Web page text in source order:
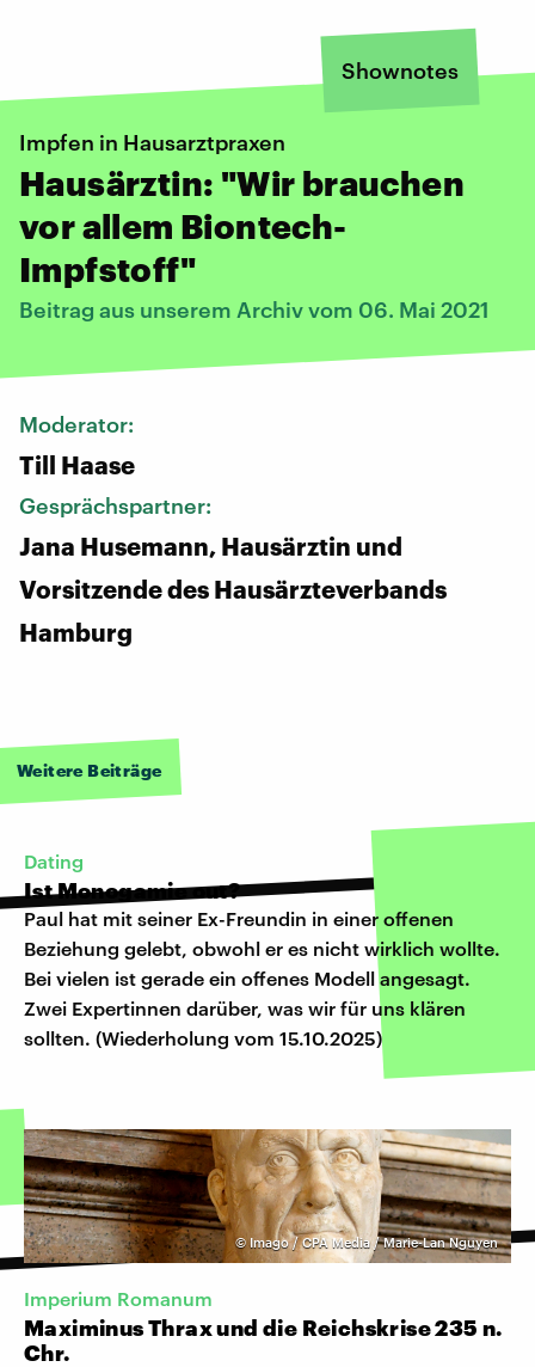
Shownotes
Impfen in Hausarztpraxen
Hausärztin: "Wir brauchen
vor allem Biontech-
Impfstoff"
Beitrag aus unserem Archiv vom 06. Mai 2021
Moderator:
Till Haase
Gesprächspartner:
Jana Husemann, Hausärztin und
Vorsitzende des Hausärzteverbands
Hamburg
Weitere Beiträge
Dating
Ist Monogamie out?
Paul hat mit seiner Ex-Freundin in einer offenen
Beziehung gelebt, obwohl er es nicht wirklich wollte.
Bei vielen ist gerade ein offenes Modell angesagt.
Zwei Expertinnen darüber, was wir für uns klären
sollten. (Wiederholung vom 15.10.2025)
©Imago / CPA Media / Marie-Lan Nguyen
Imperium Romanum
Maximinus Thrax und die Reichskrise 235 n.
Chr.